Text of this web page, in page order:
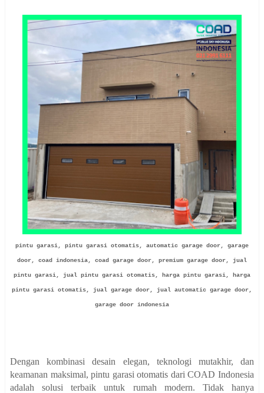
pintu garasi, pintu garasi otomatis, automatic garage door, garage
door, coad indonesia, coad garage door, premium garage door, jual
pintu garasi, jual pintu garasi otomatis, harga pintu garasi, harga
pintu garasi otomatis, jual garage door, jual automatic garage door,
garage door indonesia
Dengan kombinasi desain elegan, teknologi mutakhir, dan
keamanan maksimal, pintu garasi otomatis dari COAD Indonesia
adalah solusi terbaik untuk rumah modern. Tidak hanya